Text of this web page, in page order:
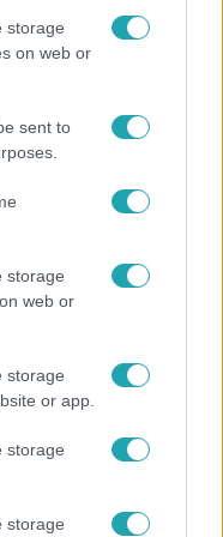
storage
on web or
sent to
storage
web or
storage
or app.
storage
storage
– megszólalt
úgy dönt.” König
akárhogy
pártok, a
nincs szüksége rá,
termel, és